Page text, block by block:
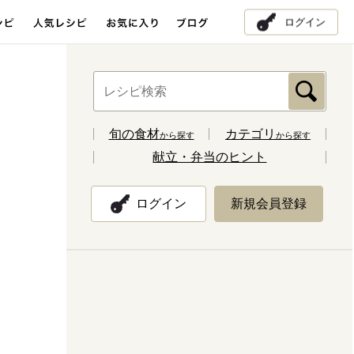
ログイン
旬の食材から探す カテゴリ から探す
献立・弁当のヒント
ログイン 新規会員登録